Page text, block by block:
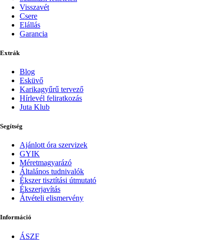
Visszavét
Csere
Elállás
Garancia
Extrák
Blog
Esküvő
Karikagyűrű tervező
Hírlevél feliratkozás
Juta Klub
Segítség
Ajánlott óra szervizek
GYIK
Méretmagyarázó
Általános tudnivalók
Ékszer tisztítási útmutató
Ékszerjavítás
Átvételi elismervény
Információ
ÁSZF